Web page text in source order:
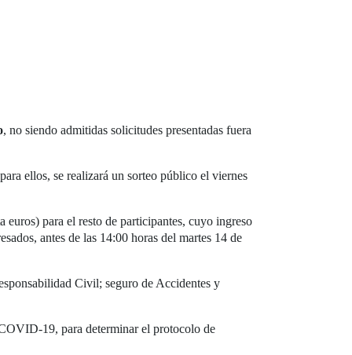
, no siendo admitidas solicitudes presentadas fuera
ellos, se realizará un sorteo público el viernes
para el resto de participantes, cuyo ingreso
antes de las 14:00 horas del martes 14 de
Civil; seguro de Accidentes y
19, para determinar el protocolo de